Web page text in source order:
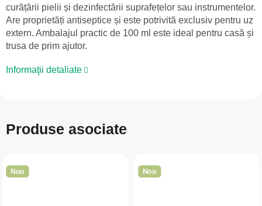
curățării pielii și dezinfectării suprafețelor sau instrumentelor.
Are proprietăți antiseptice și este potrivită exclusiv pentru uz
extern. Ambalajul practic de 100 ml este ideal pentru casă și
trusa de prim ajutor.
Informaţii detaliate
Produse asociate
Nou Nou